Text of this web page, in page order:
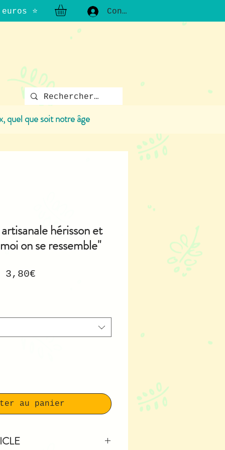
⭐ Connexion
quel que soit notre âge
hérisson et
on se ressemble"
3,80€Prix
au panier